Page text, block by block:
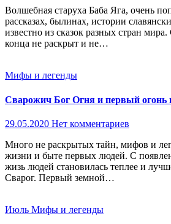
Волшебная старуха Баба Яга, очень
рассказах, былинах, истории
известно из сказок разных стран
конца не раскрыт и не…
Мифы и легенды
Сварожич Бог Огня и первый огонь
29.05.2020 Нет комментариев
Много не раскрытых тайн, мифов и
жизни и быте первых людей. С
жизь людей становилась теплее и
Сварог. Первый земной…
Июль Мифы и легенды